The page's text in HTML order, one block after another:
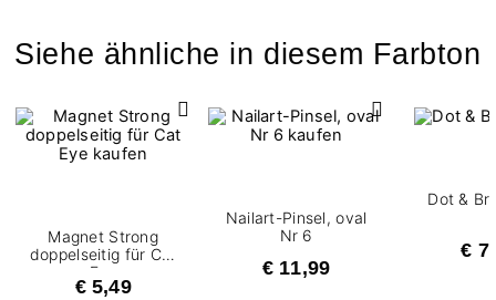
Siehe ähnliche in diesem Farbton
Magnet Strong
doppelseitig für Cat
Eye
€ 5,49
Nailart-Pinsel, oval
Nr 6
€ 11,99
Dot &
€